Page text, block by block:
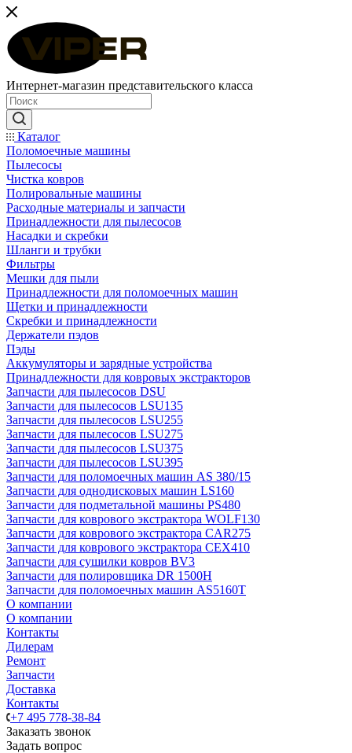
Интернет-магазин представительского класса
Каталог
Поломоечные машины
Пылесосы
Чистка ковров
Полировальные машины
Расходные материалы и запчасти
Принадлежности для пылесосов
Насадки и скребки
Шланги и трубки
Фильтры
Мешки для пыли
Принадлежности для поломоечных машин
Щетки и принадлежности
Скребки и принадлежности
Держатели пэдов
Пэды
Аккумуляторы и зарядные устройства
Принадлежности для ковровых экстракторов
Запчасти для пылесосов DSU
Запчасти для пылесосов LSU135
Запчасти для пылесосов LSU255
Запчасти для пылесосов LSU275
Запчасти для пылесосов LSU375
Запчасти для пылесосов LSU395
Запчасти для поломоечных машин AS 380/15
Запчасти для однодисковых машин LS160
Запчасти для подметальной машины PS480
Запчасти для коврового экстрактора WOLF130
Запчасти для коврового экстрактора CAR275
Запчасти для коврового экстрактора CEX410
Запчасти для сушилки ковров BV3
Запчасти для полировщика DR 1500H
Запчасти для поломоечных машин AS5160T
О компании
О компании
Контакты
Дилерам
Ремонт
Запчасти
Доставка
Контакты
+7 495 778-38-84
Заказать звонок
Задать вопрос